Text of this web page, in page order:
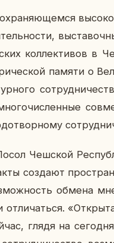
кол­лек­ти­вов в
памяти о
Чеш­ской
со­зда­ют
обмена
глядя на